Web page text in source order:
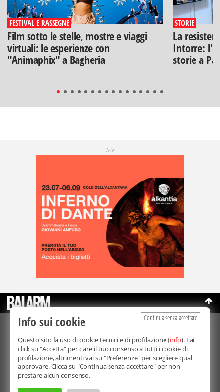
FESTIVAL E RASSEGNE
Film sotto le stelle, mostre e viaggi
virtuali: le esperienze con
"Animaphix" a Bagheria
STORIE
La
Intorre:
storie a
Adv
©Copyright 2003-2026
Bmedia Srl- P.IVA 07064240828
La riproduzione totale o parziale di tutti i contenuti, in qualunque
forma, su qualsiasi supporto è proibita.
Balarm.it è una testata giornalistica registrata. Autorizzazione del
Tribunale di Palermo n° 32 del 21/10/2003
Direttore responsabile:
Continua senza accettare
Info sui cookie
Questo sito fa uso di cookie tecnici e di profilazione (info). Fai
click su "Accetta" per dare il tuo consenso a tutti i cookie di
profilazione, altrimenti vai su "Preferenze" per scegliere quali
approvare. Clicca su "Continua senza accettare" per non
prestare alcun consenso.